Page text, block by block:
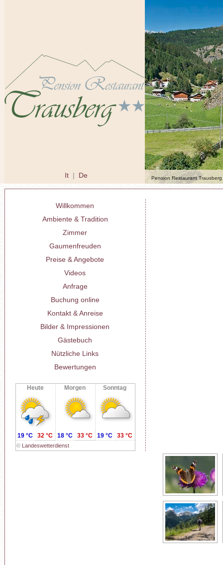
It De
Pension Restaurant
Willkommen
Ambiente & Tradition
Zimmer
Gaumenfreuden
Preise & Angebote
Videos
Anfrage
Buchung online
Kontakt & Anreise
Bilder & Impressionen
Gästebuch
Nützliche Links
Bewertungen
Heute Morgen Sonntag
© Landeswetterdienst
19 °C 32 °C 18 °C 33 °C 19 °C 33 °C